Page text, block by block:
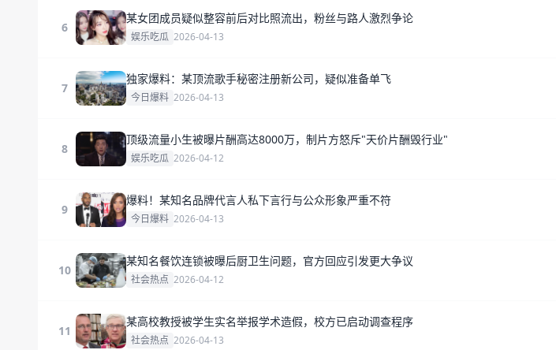
6
某女团成员疑似整容前后对比照流出，粉丝与路人激烈争论
娱乐吃瓜 2026-04-13
7
独家爆料：某顶流歌手秘密注册新公司，疑似准备单飞
今日爆料 2026-04-13
8
顶级流量小生被曝片酬高达8000万，制片方怒斥"天价片酬毁行业"
娱乐吃瓜 2026-04-12
9
爆料！某知名品牌代言人私下言行与公众形象严重不符
今日爆料 2026-04-13
10
某知名餐饮连锁被曝后厨卫生问题，官方回应引发更大争议
社会热点 2026-04-12
11
某高校教授被学生实名举报学术造假，校方已启动调查程序
社会热点 2026-04-13